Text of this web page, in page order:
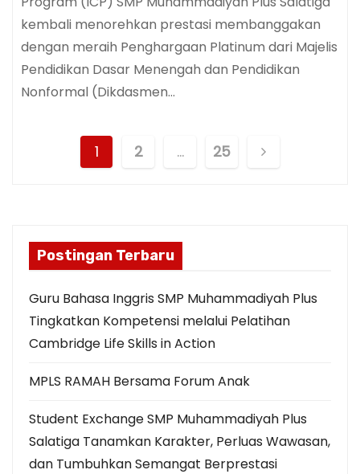
kembali menorehkan prestasi membanggakan
dengan meraih Penghargaan Platinum dari Majelis
Pendidikan Dasar Menengah dan Pendidikan
Nonformal (Dikdasmen…
t
s
p
a
g
i
n
1 2 … 25
Postingan Terbaru
Guru Bahasa Inggris SMP Muhammadiyah Plus
Tingkatkan Kompetensi melalui Pelatihan
Cambridge Life Skills in Action
MPLS RAMAH Bersama Forum Anak
Student Exchange SMP Muhammadiyah Plus
Salatiga Tanamkan Karakter, Perluas Wawasan,
dan Tumbuhkan Semangat Berprestasi